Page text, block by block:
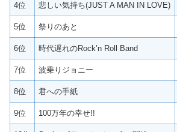
4位 悲しい気持ち(JUST A MAN IN LOVE)
5位 祭りのあと
6位 時代遅れのRock’n Roll Band
7位 波乗りジョニー
8位 君への手紙
9位 100万年の幸せ!!